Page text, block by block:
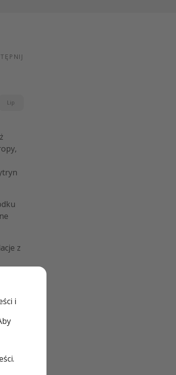
Lip
z
i